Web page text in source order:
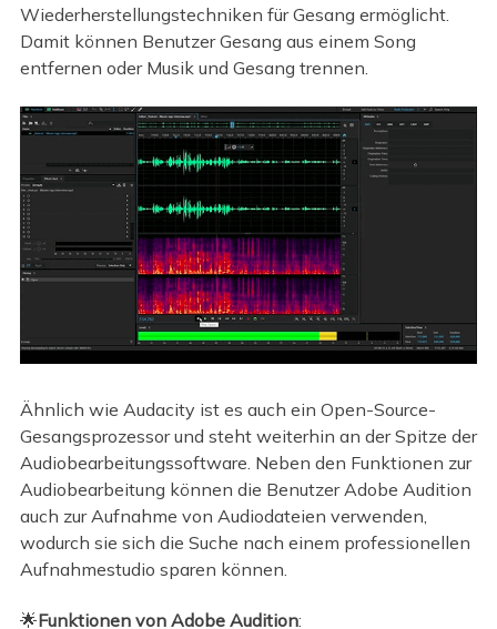
Wiederherstellungstechniken für Gesang ermöglicht.
Damit können Benutzer Gesang aus einem Song
entfernen oder Musik und Gesang trennen.
Ähnlich wie Audacity ist es auch ein Open-Source-
Gesangsprozessor und steht weiterhin an der Spitze der
Audiobearbeitungssoftware. Neben den Funktionen zur
Audiobearbeitung können die Benutzer Adobe Audition
auch zur Aufnahme von Audiodateien verwenden,
wodurch sie sich die Suche nach einem professionellen
Aufnahmestudio sparen können.
🌟Funktionen von Adobe Audition: